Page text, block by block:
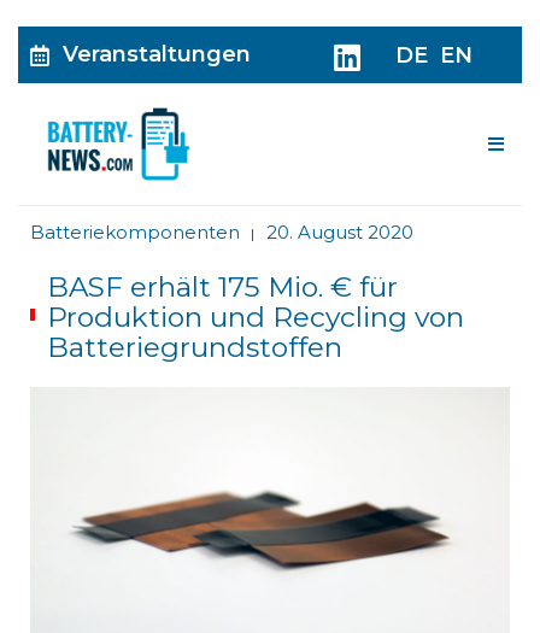
Veranstaltungen DE EN
Batteriekomponenten | 20. August 2020
BASF erhält 175 Mio. € für
Produktion und Recycling von
Batteriegrundstoffen